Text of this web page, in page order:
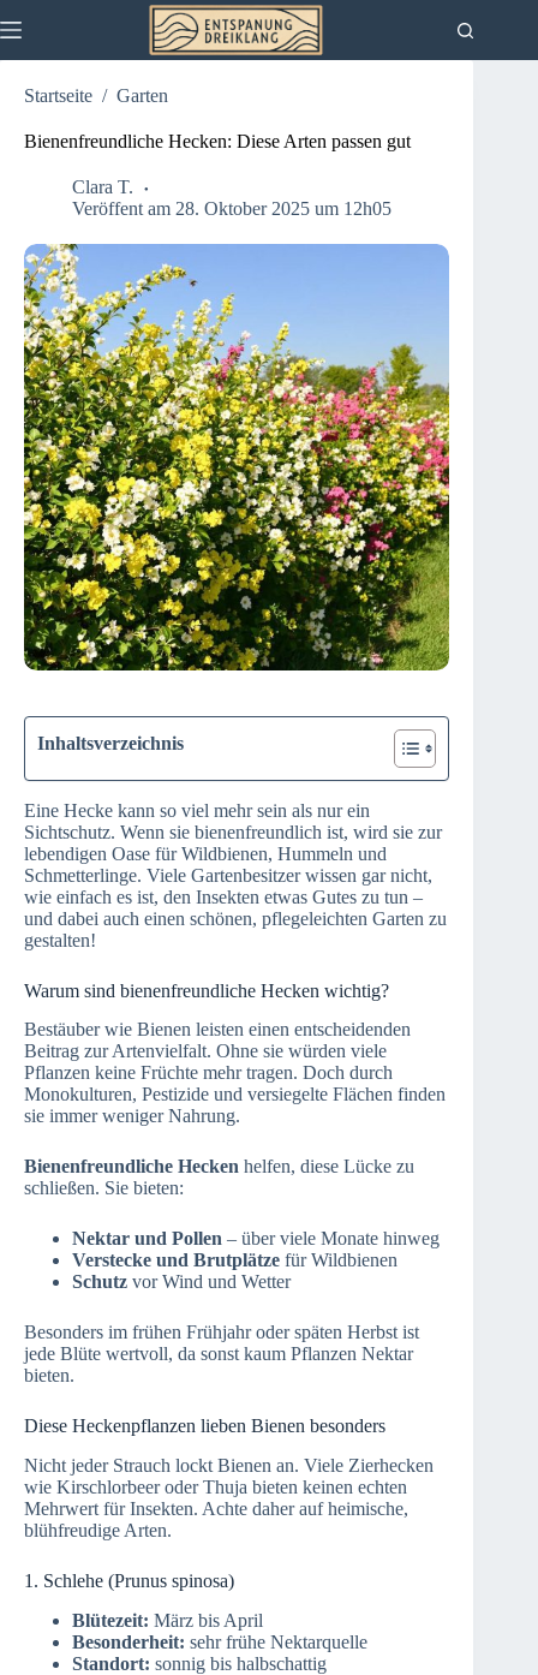
Inhalt
Startseite / Garten
Bienenfreundliche Hecken: Diese Arten passen gut
Clara T.
Veröffent am 28. Oktober 2025 um 12h05
Inhaltsverzeichnis
Eine Hecke kann so viel mehr sein als nur ein
Sichtschutz. Wenn sie bienenfreundlich ist, wird sie zur
lebendigen Oase für Wildbienen, Hummeln und
Schmetterlinge. Viele Gartenbesitzer wissen gar nicht,
wie einfach es ist, den Insekten etwas Gutes zu tun –
und dabei auch einen schönen, pflegeleichten Garten zu
gestalten!
Warum sind bienenfreundliche Hecken wichtig?
Bestäuber wie Bienen leisten einen entscheidenden
Beitrag zur Artenvielfalt. Ohne sie würden viele
Pflanzen keine Früchte mehr tragen. Doch durch
Monokulturen, Pestizide und versiegelte Flächen finden
sie immer weniger Nahrung.
Bienenfreundliche Hecken helfen, diese Lücke zu
schließen. Sie bieten:
Nektar und Pollen – über viele Monate hinweg
Verstecke und Brutplätze für Wildbienen
Schutz vor Wind und Wetter
Besonders im frühen Frühjahr oder späten Herbst ist
jede Blüte wertvoll, da sonst kaum Pflanzen Nektar
bieten.
Diese Heckenpflanzen lieben Bienen besonders
Nicht jeder Strauch lockt Bienen an. Viele Zierhecken
wie Kirschlorbeer oder Thuja bieten keinen echten
Mehrwert für Insekten. Achte daher auf heimische,
blühfreudige Arten.
1. Schlehe (Prunus spinosa)
Blütezeit: März bis April
Besonderheit: sehr frühe Nektarquelle
Standort: sonnig bis halbschattig